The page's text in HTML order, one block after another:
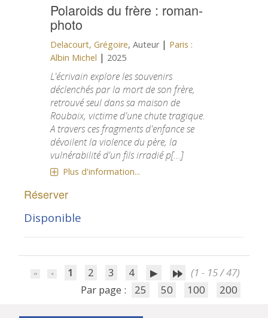
Polaroids du frère : roman-
photo
Delacourt, Grégoire, Auteur | Paris :
Albin Michel | 2025
L'écrivain explore les souvenirs
déclenchés par la mort de son frère,
retrouvé seul dans sa maison de
Roubaix, victime d'une chute tragique.
A travers ces fragments d'enfance se
dévoilent la violence du père, la
vulnérabilité d'un fils irradié p[...]
Plus d'information...
Réserver
Disponible
1 2 3 4
(1 - 15 / 47)
Par page :
25 50 100 200